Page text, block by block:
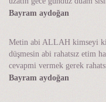
Bayram aydoğan
Metin abi ALLAH kimseyi
düşmesin abi rahatsız etim
cevapmi vermek gerek
Bayram aydoğan